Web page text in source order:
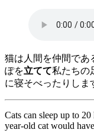
猫は人間を仲間であ
ぽを立てて私たちの
に寝そべったりしま
Cats can sleep up to
year-old cat would